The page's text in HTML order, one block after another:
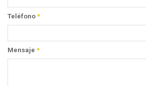
Teléfono *
Mensaje *